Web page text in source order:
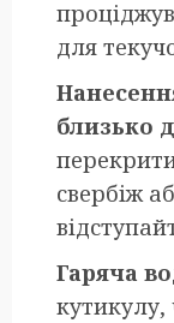
для
близько
свербіж
Гаряча